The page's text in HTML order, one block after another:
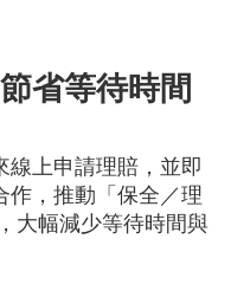
省等待時間
線上申請理賠，並即
作，推動「保全／理
大幅減少等待時間與